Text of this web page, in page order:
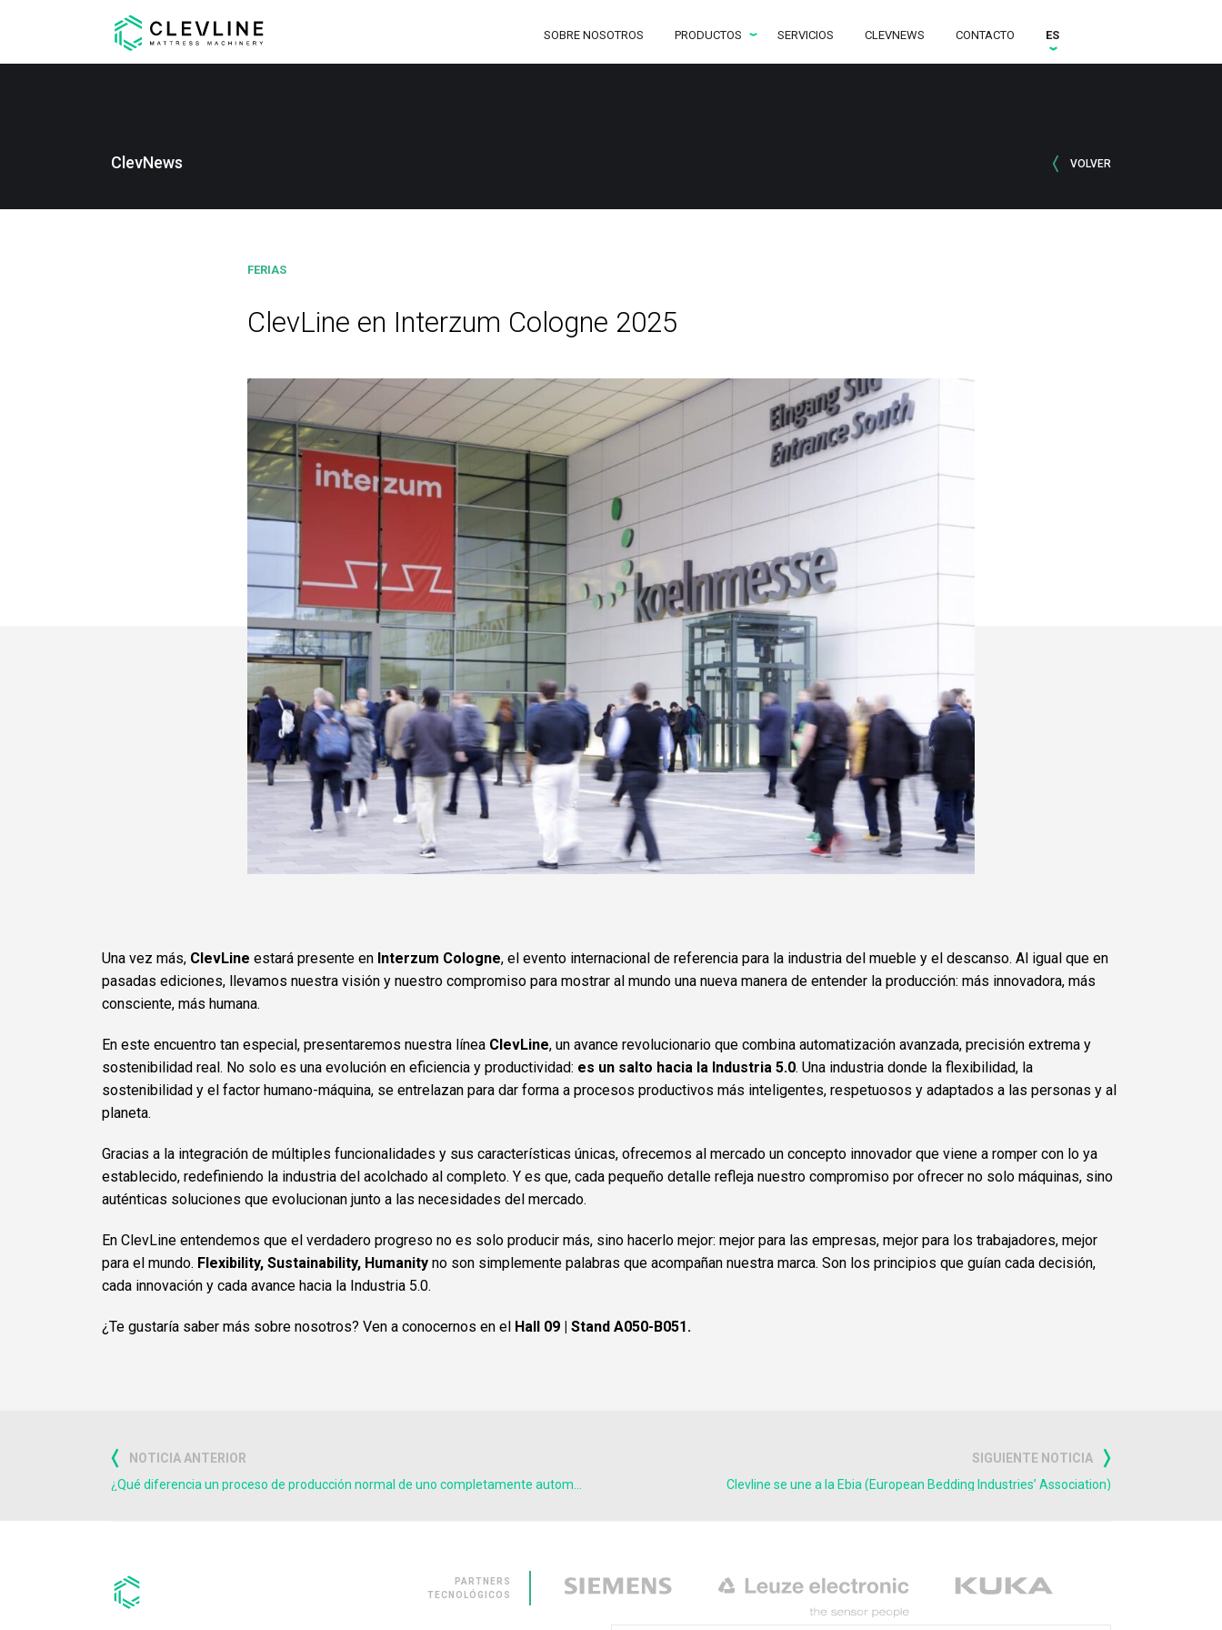
SOBRE NOSOTROS PRODUCTOS SERVICIOS CLEVNEWS CONTACTO ES
ClevNews VOLVER
FERIAS
ClevLine en Interzum Cologne 2025
Una vez más, ClevLine estará presente en Interzum Cologne, el evento internacional de referencia para la industria del mueble y el descanso. Al igual que en
pasadas ediciones, llevamos nuestra visión y nuestro compromiso para mostrar al mundo una nueva manera de entender la producción: más innovadora, más
consciente, más humana.
En este encuentro tan especial, presentaremos nuestra línea ClevLine, un avance revolucionario que combina automatización avanzada, precisión extrema y
sostenibilidad real. No solo es una evolución en eficiencia y productividad: es un salto hacia la Industria 5.0. Una industria donde la flexibilidad, la
sostenibilidad y el factor humano-máquina, se entrelazan para dar forma a procesos productivos más inteligentes, respetuosos y adaptados a las personas y al
planeta.
Gracias a la integración de múltiples funcionalidades y sus características únicas, ofrecemos al mercado un concepto innovador que viene a romper con lo ya
establecido, redefiniendo la industria del acolchado al completo. Y es que, cada pequeño detalle refleja nuestro compromiso por ofrecer no solo máquinas, sino
auténticas soluciones que evolucionan junto a las necesidades del mercado.
En ClevLine entendemos que el verdadero progreso no es solo producir más, sino hacerlo mejor: mejor para las empresas, mejor para los trabajadores, mejor
para el mundo. Flexibility, Sustainability, Humanity no son simplemente palabras que acompañan nuestra marca. Son los principios que guían cada decisión,
cada innovación y cada avance hacia la Industria 5.0.
¿Te gustaría saber más sobre nosotros? Ven a conocernos en el Hall 09 | Stand A050-B051.
NOTICIA ANTERIOR
SIGUIENTE NOTICIA
Clevline se une a la Ebia (European Bedding Industries’ Association)
PARTNERS
TECNOLÓGICOS